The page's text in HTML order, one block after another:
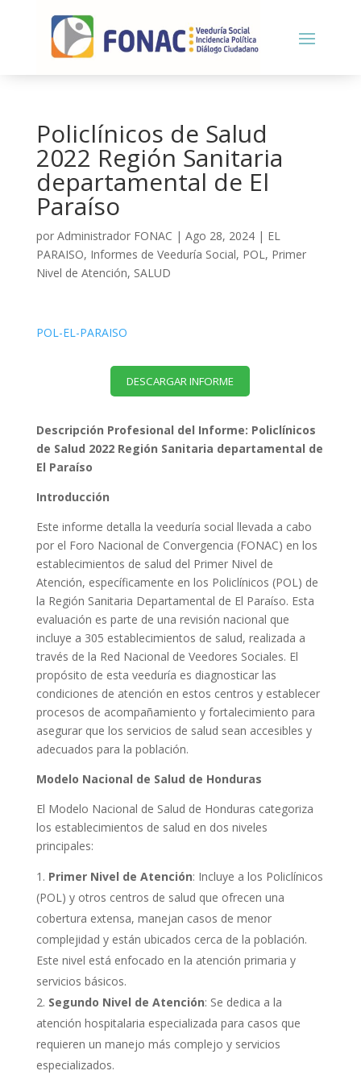
Policlínicos de Salud
2022 Región Sanitaria
departamental de El
Paraíso
por Administrador FONAC | Ago 28, 2024| EL
PARAISO, Informes de Veeduría Social, POL , Primer
Nivel de Atención, SALUD
POL-EL-PARAISO
DESCARGAR INFORME
Descripción Profesional del Informe: Policlínicos
de Salud 2022 Región Sanitaria departamental de
El Paraíso
Introducción
Este informe detalla la veeduría social llevada a cabo
por el Foro Nacional de Convergencia (FONAC) en los
establecimientos de salud del Primer Nivel de
Atención, específicamente en los Policlínicos (POL) de
la Región Sanitaria Departamental de El Paraíso. Esta
evaluación es parte de una revisión nacional que
incluye a 305 establecimientos de salud, realizada a
través de la Red Nacional de Veedores Sociales. El
propósito de esta veeduría es diagnosticar las
condiciones de atención en estos centros y establecer
procesos de acompañamiento y fortalecimiento para
asegurar que los servicios de salud sean accesibles y
adecuados para la población.
Modelo Nacional de Salud de Honduras
El Modelo Nacional de Salud de Honduras categoriza
los establecimientos de salud en dos niveles
principales:
Primer Nivel de Atención: Incluye a los Policlínicos
(POL) y otros centros de salud que ofrecen una
cobertura extensa, manejan casos de menor
complejidad y están ubicados cerca de la población.
Este nivel está enfocado en la atención primaria y
servicios básicos.
Segundo Nivel de Atención: Se dedica a la
atención hospitalaria especializada para casos que
requieren un manejo más complejo y servicios
especializados.